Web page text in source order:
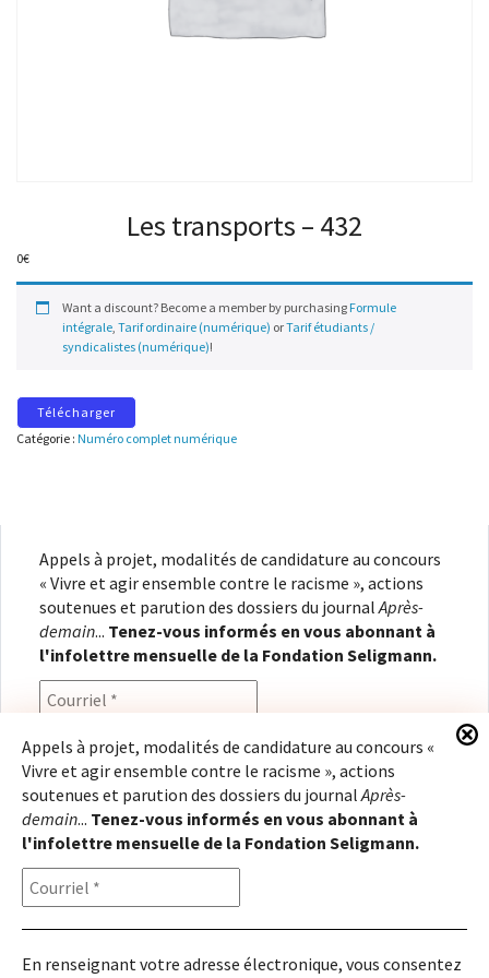
Les transports – 432
0€
Want a discount? Become a member by purchasing Formule
intégrale, Tarif ordinaire (numérique) orTarif étudiants /
syndicalistes (numérique)!
Télécharger
Catégorie : Numéro complet numérique
Appels à projet, modalités de candidature au concours
« Vivre et agir ensemble contre le racisme », actions
soutenues et parution des dossiers du journal Après-
demain... Tenez-vous informés en vous abonnant à
l'infolettre mensuelle de la Fondation Seligmann.
En renseignant votre adresse électronique, vous
consentez à recevoir l'infolettre de la Fondation
Seligmann, conformément à notrepolitique de
confidentialité. Il vous sera possible de vous
désabonner à tout moment.
Appels à projet, modalités de candidature au concours «
Vivre et agir ensemble contre le racisme », actions
soutenues et parution des dossiers du journalAprès-
demain... Tenez-vous informés en vous abonnant à
l'infolettre mensuelle de la Fondation Seligmann.
En renseignant votre adresse électronique, vous consentez